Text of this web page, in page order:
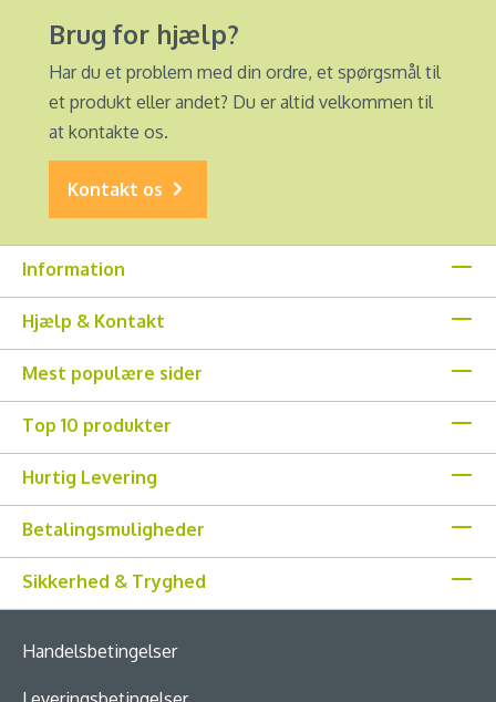
Brug for hjælp?
Har du et problem med din ordre, et spørgsmål til
et produkt eller andet? Du er altid velkommen til
at kontakte os.
Kontakt os
Information
Hjælp & Kontakt
Mest populære sider
Top 10 produkter
Hurtig Levering
Betalingsmuligheder
Sikkerhed & Tryghed
Handelsbetingelser